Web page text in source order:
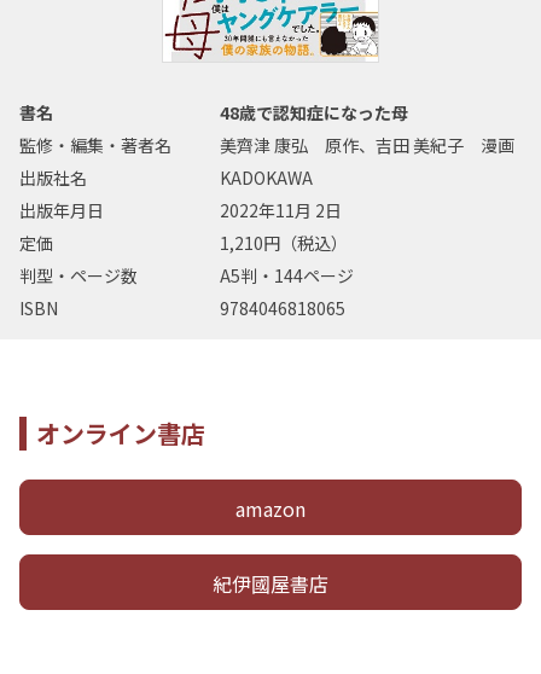
書名
48歳で認知症になった母
監修・編集・著者名
美齊津 康弘 原作、吉田 美紀子 漫画
出版社名
KADOKAWA
出版年月日
2022年11月 2日
定価
1,210円（税込）
判型・ページ数
A5判・144ページ
ISBN
9784046818065
オンライン書店
amazon
紀伊國屋書店